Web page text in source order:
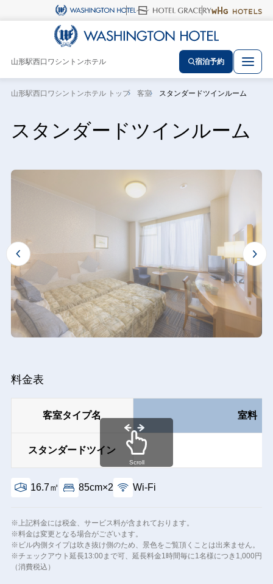
山形駅西口ワシントンホテル 宿泊予約
山形駅西口ワシントンホテル トップ 客室 スタンダードツインルーム
スタンダードツインルーム
料金表
客室タイプ名 室料（
スタンダードツイン
Scroll
16.7㎡ 85cm×2 Wi-Fi
※上記料金には税金、サービス料が含まれております。
※料金は変更となる場合がございます。
※ビル内側タイプは吹き抜け側のため、景色をご覧頂くことは出来ません。
※チェックアウト延長13:00まで可、延長料金1時間毎に1名様につき1,000円
（消費税込）